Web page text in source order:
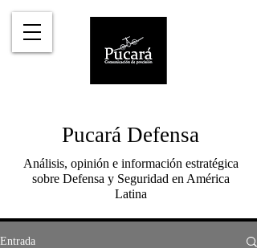
Pucará Defensa
Análisis, opinión e información estratégica
sobre Defensa y Seguridad en América
Latina
Entrada